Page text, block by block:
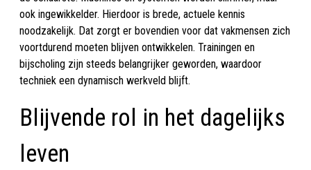
ook ingewikkelder. Hierdoor is brede, actuele kennis
noodzakelijk. Dat zorgt er bovendien voor dat vakmensen zich
voortdurend moeten blijven ontwikkelen. Trainingen en
bijscholing zijn steeds belangrijker geworden, waardoor
techniek een dynamisch werkveld blijft.
Blijvende rol in het dagelijks
leven